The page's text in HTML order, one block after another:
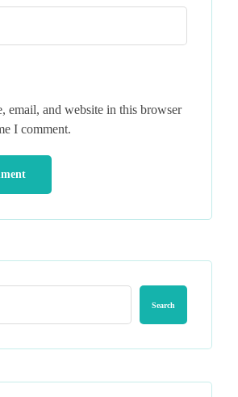
email, and website in this browser
I comment.